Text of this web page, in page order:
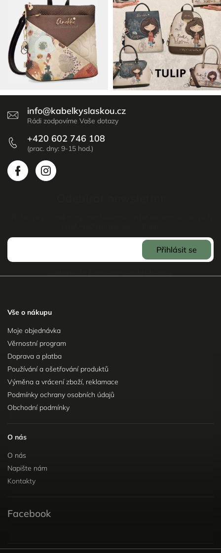
info@kabelkyslaskou.cz
+420 602 746 108
Přihlásit se
Vše o nákupu
Moje objednávka
Věrnostní program
Doprava a platba
Používání a ošetřování produktů
Výměna a vrácení zboží, reklamace
Podmínky ochrany osobních údajů
Obchodní podmínky
O nás
O nás
Napište nám
Kontakty
Facebook